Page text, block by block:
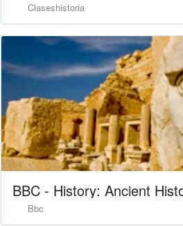
Claseshistoria
BBC - History: Ancient
Bbc